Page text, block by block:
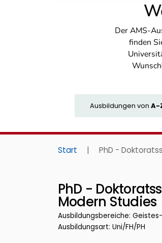
Der AMS-
finden
Ausbildungen von A-
Start | PhD -
PhD -
Modern Studies
Ausbildungsbereiche:
Ausbildungsart: Uni/FH/PH